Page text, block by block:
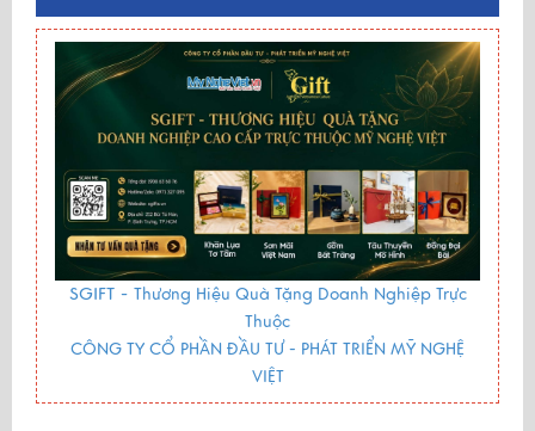
SGIFT - Thương Hiệu Quà Tặng Doanh Nghiệp Trực
Thuộc
CÔNG TY CỔ PHẦN ĐẦU TƯ - PHÁT TRIỂN MỸ NGHỆ
VIỆT